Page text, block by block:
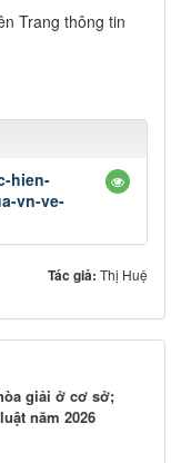
Trang thông tin
hien-
vn-ve-
Tác giả: Thị Huệ
giải ở cơ sở;
năm 2026